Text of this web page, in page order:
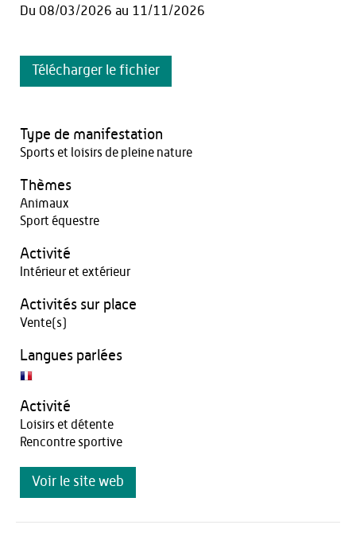
Du 08/03/2026 au 11/11/2026
Télécharger le fichier
Type de manifestation
Sports et loisirs de pleine nature
Thèmes
Animaux
Sport équestre
Activité
Intérieur et extérieur
Activités sur place
Vente(s)
Langues parlées
Activité
Loisirs et détente
Rencontre sportive
Voir le site web